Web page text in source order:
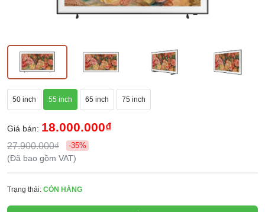
50 inch 55 inch 65 inch 75 inch
Giá bán: 18.000.000₫
27.900.000₫ -35%
(Đã bao gồm VAT)
Trạng thái: CÒN HÀNG